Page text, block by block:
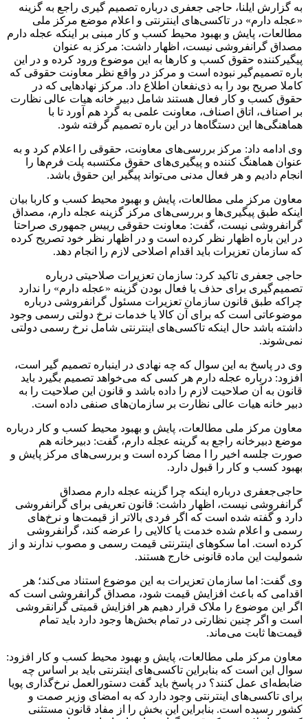
به گزارش ایلنا، حاجی جعفری درباره تصمیم گیری راجع به گزینه
«عجله دارم» در تاکسی‌های اینترنتی و اعلام موضع مرکز ملی
مطالعات، پایش و بهبود محیط کسب و کار مبنی بر اینکه عجله دارم
مصداق گرانفروشی نیست،‌ اظهار داشت: مرکز به عنوان
پیگیرکننده حقوق کسب و کارها به این موضوع ورود کرده و در این
باره تصمیم‌گیر نبوده‌ است و مرکز در واقع نظر معاونت حقوقی که
کاملا صریح بود را به ذی‌نفعان اطلاع داد. مرکز نهادهایی که در
حقوق کسب و کار فعال هستند شامل دبیر خانه هیات عالی نظارت
بر اصناف، اتاق اصناف،‌ معاونت علمی به گرد هم آورد تا با
هماهنگی‌ها این دستگاه‌ها در این باره تصمیم گرفته شود.
وی ادامه داد: مرکز بررسی‌های معاونت، حقوقی را اعلام کرد و به
عنوان هماهنگ کننده و پیگیری‌های حقوق مکتسبه پلت فرم‌ها را
انجام دادیم و هر فعال مدنی می‌تواند پیگیر این حقوق باشد.
معاون مرکز ملی مطالعات، پایش و بهبود محیط کسب و کاربا بیان
اینکه طبق پیگیری‌ها و بررسی‌های مرکز گزینه عجله دارم، مصداق
گرانفروشی نیست، گفت: معاونت حقوقی رییس جمهوری صراحتا
در این باره اظهار نظر کرده است و در اظهار نظر خود تصریح کرده
که سازمان تعزیرات باید اقدام اصلاحی لازم را انجام دهد.
حاجی جعفری تاکید کرد: سازمان تعزیرات صلاحیتی درباره
تصمیم‌گیری برای حذف یا فعال بودن گزینه «عجله دارم» را ندارد
چراکه طبق قانون سازمان تعزیرات مسئول گرانفروشی درباره
موضوعاتی است که برای آن کالا یا خدمات نرخ دولتی رسمی وجود
داشته باشد حال اینکه تاکسی‌های اینترنتی شامل نرخ رسمی دولتی
نمی‌شوند.
وی در پاسخ به این سوال که چه نهادی در اینباره تصمیم گیر است،
افزود: درباره عجله دارم هر کسی که می‌خواهد تصمیم بگیرد باید
قانون به آن صلاحیت لازم را داده باشد و قانون این صلاحیت را به
دبیر خانه هیات عالی نظارت بر سازمان‌های صنفی داده است.
معاون مرکز ملی مطالعات، پایش و بهبود محیط کسب و کار درباره
موضع دبیرخانه راجع به گرینه عجله دارم، گفت: دبیرخانه هم
صورت جلسه اخیر را ا مضا کرده است و بررسی‌های مرکز پایش و
بهبود کسب و کار را قبول دارد.
حاجی‌جعفری درباره اینکه چرا گزینه عجله دارم مصداق
گرانفروشی نیست، اظهار داشت: قانون تعریفی برای گرانفروشی
دارد و گفته شده است که اگر فردی بالاتر از قیمت‌ها و نرخ‌های
رسمی و اعلام شده خدمت یا کالایی را عرضه کند، گرانفروشی
کرده‌ است. اما سکوهای اینترنتی قیمت رسمی و مصوب ندارند و از
شمولیت این ماده قانونی خارج هستند.
وی گفت: اما سازمان تعزیرات به این موضوع استناد می‌کند؛ هر
اقدامی که باعث افزایش قیمت شود، مصداق گرانفروشی است که
اگر این موضوع را ملاک قرار دهیم هر افزایش قمیتی گرانقروشی
است و اگر چنین نظارتی در تمام بخش‌ها وجود دارد باید تمام
قیمت‌ها ثابت می‌ماند.
معاون مرکز ملی مطالعات، پایش و بهبود محیط کسب و کار افزود:
سوال این است که بنابراین تاکسی‌های اینترنتی باید بر اساس چه
ضابطه‌ای عمل کنند؟ در پاسخ باید گفت دستورالعمل نرخ‌گذاری پویا
برای تاکسی‌های اینترنتی وجود دارد که به امضای وزیر صمت و
کشور رسیده‌ است. بنابراین این بخش را از مفاد قانون مستثنی